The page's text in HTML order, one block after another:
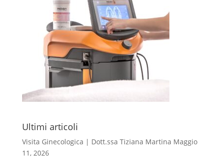
Ultimi articoli
Visita Ginecologica | Dott.ssa Tiziana Martina Maggio
11, 2026